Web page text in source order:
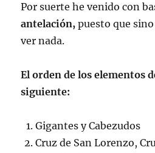
Por suerte he venido con
antelación, puesto que
ver nada.
El orden de los elementos
siguiente:
Gigantes y Cabezudos
Cruz de San Lorenzo,